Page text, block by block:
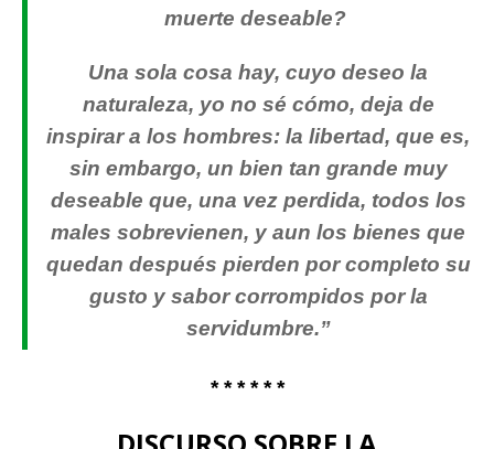
muerte deseable?
Una sola cosa hay, cuyo deseo la
naturaleza, yo no sé cómo, deja de
inspirar a los hombres: la libertad, que es,
sin embargo, un bien tan grande muy
deseable que, una vez perdida, todos los
males sobrevienen, y aun los bienes que
quedan después pierden por completo su
gusto y sabor corrompidos por la
servidumbre.”
* * * * * *